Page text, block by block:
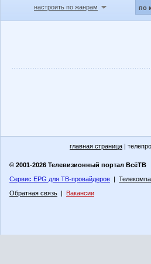
настроить по жанрам
по
главная страница |
© 2001-2026 Телевизионный портал ВсёТВ
Сервис EPG для ТВ-провайдеров |
Обратная связь | Вакансии